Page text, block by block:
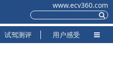
www.ecv360.com
试驾测评 用户感受